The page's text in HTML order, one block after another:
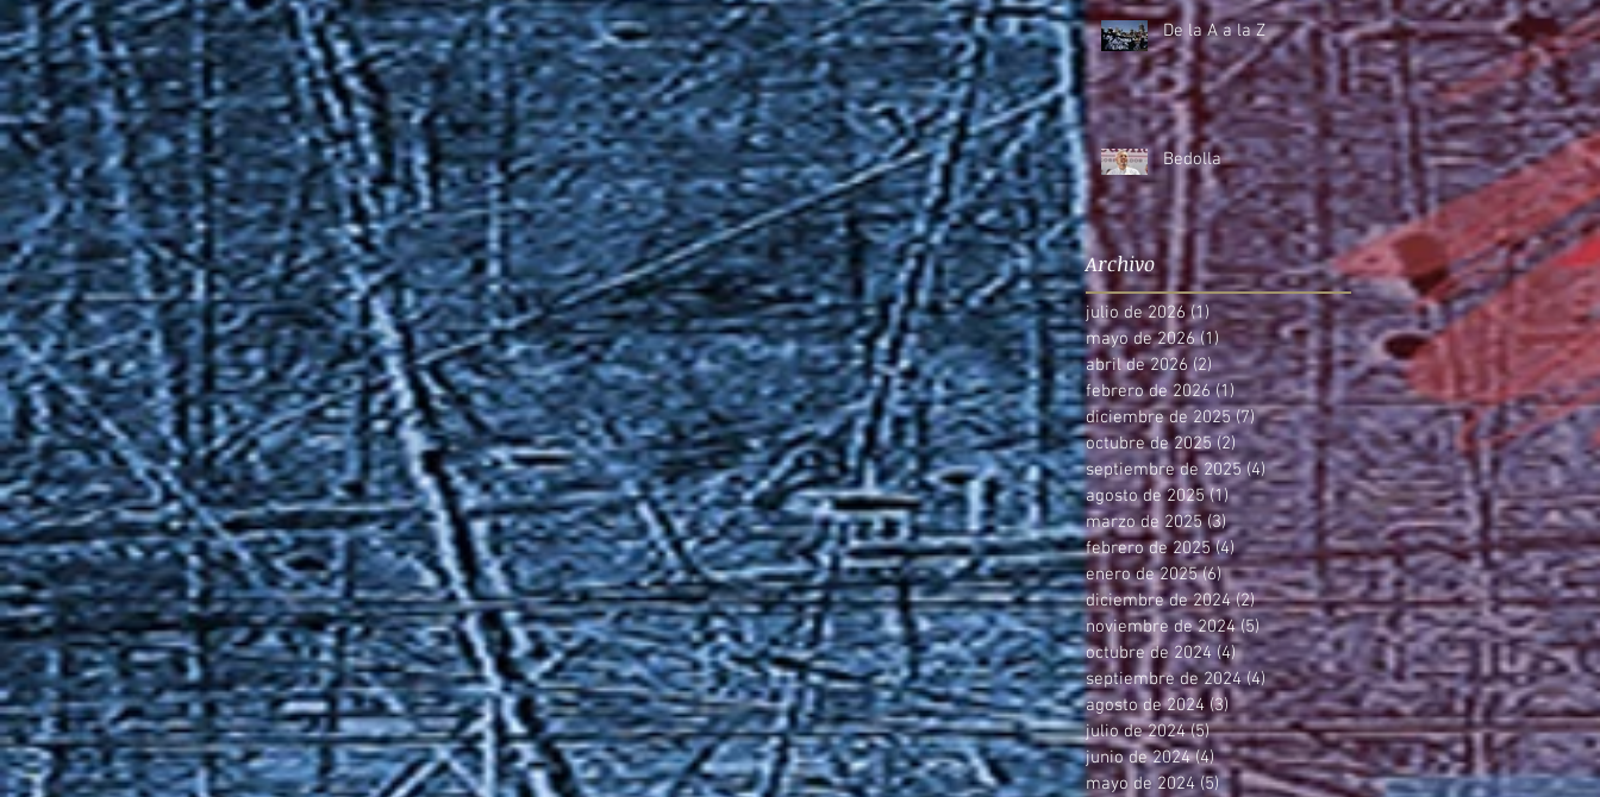
De la A a la Z
Bedolla
Archivo
julio de 2026 (1) 1 entrada
mayo de 2026 (1)1 entrada
abril de 2026 (2)2 entradas
febrero de 2026 (1)1 entrada
diciembre de 2025 (7)7 entradas
octubre de 2025 (2)2 entradas
septiembre de 2025 (4)4 entradas
agosto de 2025 (1)1 entrada
marzo de 2025 (3)3 entradas
febrero de 2025 (4)4 entradas
enero de 2025 (6)6 entradas
diciembre de 2024 (2)2 entradas
noviembre de 2024 (5)5 entradas
octubre de 2024 (4)4 entradas
septiembre de 2024 (4)4 entradas
agosto de 2024 (3) 3 entradas
julio de 2024 (5)5 entradas
junio de 2024 (4)4 entradas
mayo de 2024 (5)5 entradas